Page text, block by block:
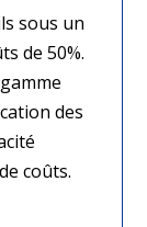
sous un
de 50%.
des
coûts.